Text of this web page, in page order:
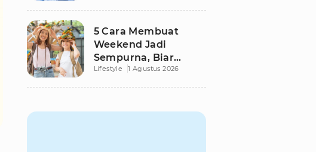
5 Cara Membuat
Weekend Jadi
Sempurna, Biar
Pikiran Fresh dan
Lifestyle 1 Agustus 2026